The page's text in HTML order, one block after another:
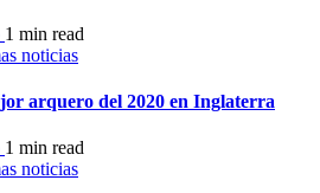
1 min read
noticias
arquero del 2020 en Inglaterra
1 min read
noticias